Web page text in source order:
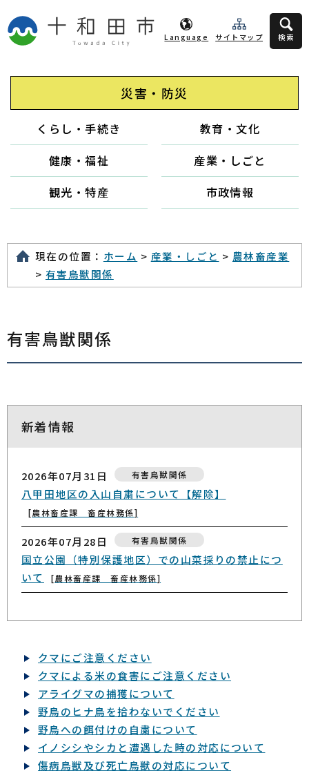
Language サイトマップ 検索
災害・防災
くらし・手続き
教育・文化
健康・福祉
産業・しごと
観光・特産
市政情報
現在の位置： ホーム > 産業・しごと > 農林畜産業
> 有害鳥獣関係
有害鳥獣関係
新着情報
2026年07月31日 有害鳥獣関係
八甲田地区の入山自粛について【解除】
農林畜産課 畜産林務係
2026年07月28日 有害鳥獣関係
国立公園（特別保護地区）での山菜採りの禁止につ
いて
農林畜産課 畜産林務係
クマにご注意ください
クマによる米の食害にご注意ください
アライグマの捕獲について
野鳥のヒナ鳥を拾わないでください
野鳥への餌付けの自粛について
イノシシやシカと遭遇した時の対応について
傷病鳥獣及び死亡鳥獣の対応について